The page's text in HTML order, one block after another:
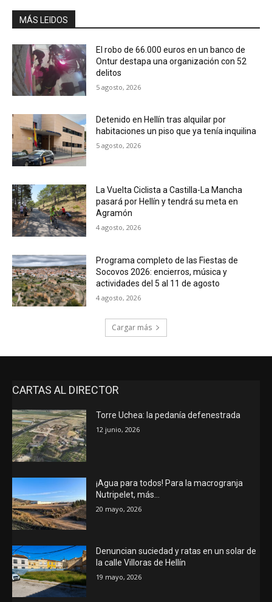
MÁS LEIDOS
El robo de 66.000 euros en un banco de
Ontur destapa una organización con 52
delitos
5 agosto, 2026
Detenido en Hellín tras alquilar por
habitaciones un piso que ya tenía inquilina
5 agosto, 2026
La Vuelta Ciclista a Castilla-La Mancha
pasará por Hellín y tendrá su meta en
Agramón
4 agosto, 2026
Programa completo de las Fiestas de
Socovos 2026: encierros, música y
actividades del 5 al 11 de agosto
4 agosto, 2026
Cargar más
CARTAS AL DIRECTOR
Torre Uchea: la pedanía defenestrada
12 junio, 2026
¡Agua para todos! Para la macrogranja
Nutripelet, más…
20 mayo, 2026
Denuncian suciedad y ratas en un solar de
la calle Villoras de Hellín
19 mayo, 2026